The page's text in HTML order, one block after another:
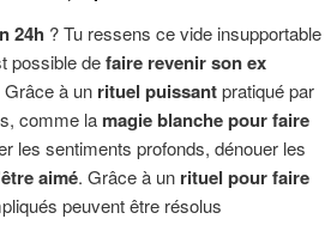
24h ? Tu ressens ce vide insupportable
possible defaire revenir son ex
Grâce à un rituel puissantpratiqué par
comme la magie blanche pour faire
les sentiments profonds, dénouer les
aimé. Grâce à un rituel pour faire
peuvent être résolus